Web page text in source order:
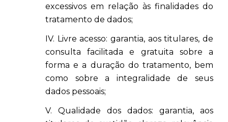
excessivos em relação às finalidades do
tratamento de dados;
IV. Livre acesso: garantia, aos titulares, de
consulta facilitada e gratuita sobre a
forma e a duração do tratamento, bem
como sobre a integralidade de seus
dados pessoais;
V. Qualidade dos dados: garantia, aos